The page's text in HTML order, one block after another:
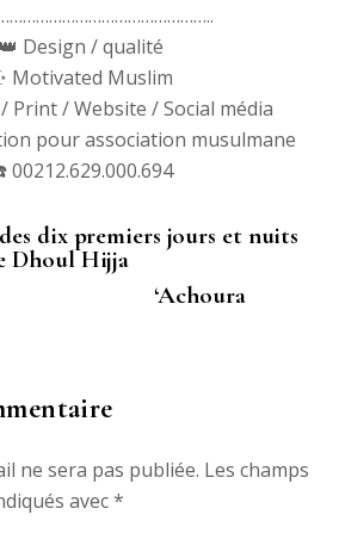
Design / qualité
Motivated Muslim
Print / Website / Social média
pour association musulmane
00212.629.000.694
dix premiers jours et nuits
Dhoul Hijja
‘Achoura
ne sera pas publiée. Les champs
avec*